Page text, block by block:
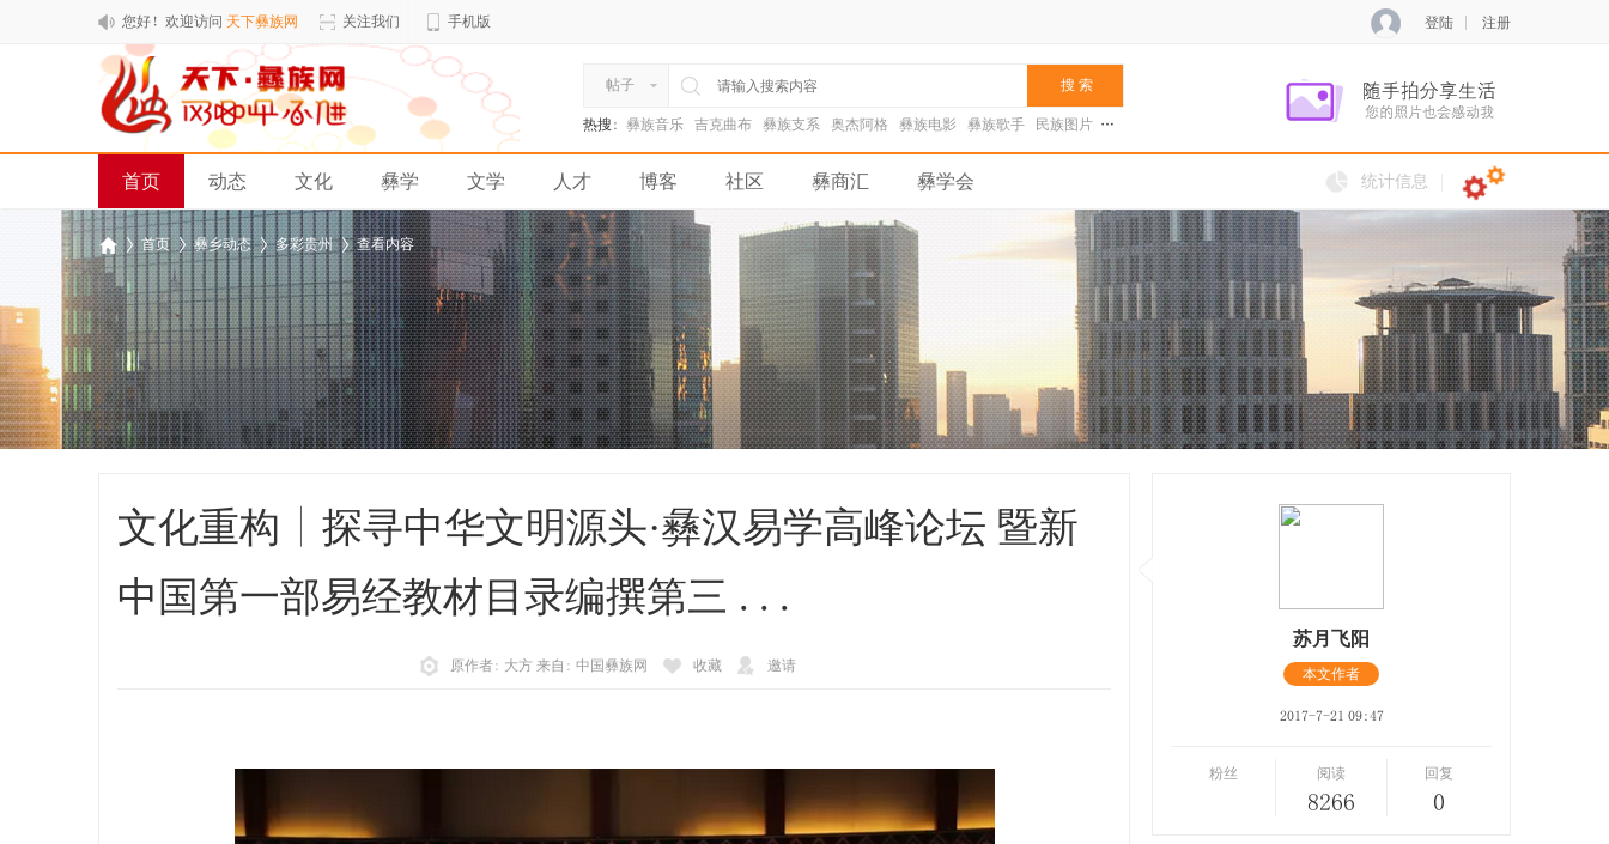
您好！欢迎访问 天下彝族网 关注我们 手机版 登陆 注册
帖子 搜 索
热搜: 彝族音乐 吉克曲布 彝族支系 奥杰阿格 彝族电影 彝族歌手 民族图片 张菊兰
首页 动态 文化 彝学 文学 人才 博客 社区 彝商汇 彝学会
排行榜
统计信息
天
下
彝
族
网
› 首页 › 彝乡动态 › 多彩贵州 › 查看内容
文化重构 | 探寻中华文明源头·彝汉易学高峰论坛 暨新
中国第一部易经教材目录编撰第三 ...
原作者: 大方 来自: 中国彝族网 收藏 邀请
苏月飞阳
本文作者
2017-7-21 09:47
粉丝 阅读
8266
回复
0